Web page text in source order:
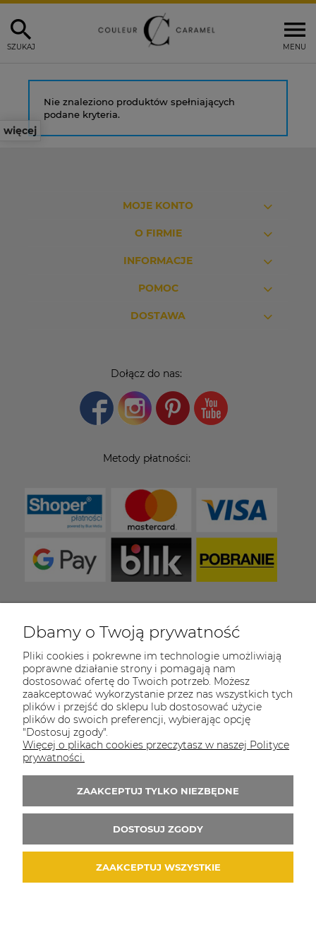
MENU
SZUKAJ
więcej
Nie znaleziono produktów spełniających
podane kryteria.
MOJE KONTO
O FIRMIE
INFORMACJE
POMOC
DOSTAWA
Dołącz do nas:
Metody płatności:
COULEUR CARAMEL
Zapraszamy do kontaktu od poniedziałku do
piątku w godzinach 8:00 - 16:00
Tel.:
512-985-884
E-mail:sklep@couleurcaramel.pl
Zapisz się do
Otrzymasz powiadomienia o promocjach i
zł na pierwsze zakupy!
Dbamy o Twoją prywatność
Pliki cookies i pokrewne im technologie umożliwiają
poprawne działanie strony i pomagają nam
dostosować ofertę do Twoich potrzeb. Możesz
zaakceptować wykorzystanie przez nas wszystkich tych
plików i przejść do sklepu lub dostosować użycie
plików do swoich preferencji, wybierając opcję
"Dostosuj zgody".
Więcej o plikach cookies przeczytasz w naszej Polityce
prywatności.
ZAAKCEPTUJ TYLKO NIEZBĘDNE
DOSTOSUJ ZGODY
ZAAKCEPTUJ WSZYSTKIE